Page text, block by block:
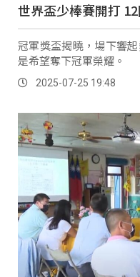
世界盃少棒賽開打
冠軍獎盃揭曉，場下響
是希望奪下冠軍榮耀。
2025-07-25 19:48